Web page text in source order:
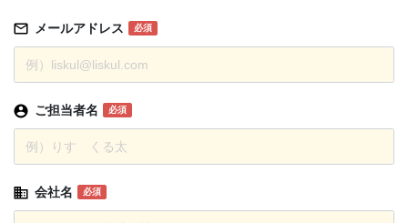
メールアドレス 必須
ご担当者名 必須
会社名 必須